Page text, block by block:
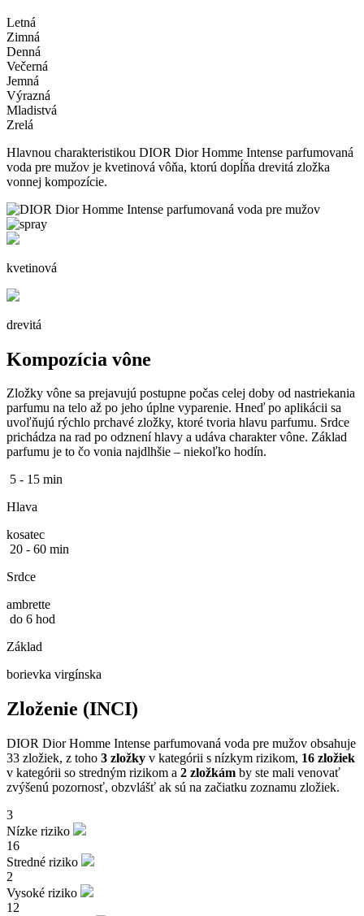
Letná
Zimná
Denná
Večerná
Jemná
Výrazná
Mladistvá
Zrelá
Hlavnou charakteristikou DIOR Dior Homme Intense parfumovaná
voda pre mužov je kvetinová vôňa, ktorú dopĺňa drevitá zložka
vonnej kompozície.
kvetinová
drevitá
Kompozícia vône
Zložky vône sa prejavujú postupne počas celej doby od nastriekania
parfumu na telo až po jeho úplne vyparenie. Hneď po aplikácii sa
uvoľňujú rýchlo prchavé zložky, ktoré tvoria hlavu parfumu. Srdce
prichádza na rad po odznení hlavy a udáva charakter vône. Základ
parfumu je to čo vonia najdlhšie – niekoľko hodín.
5 - 15 min
Hlava
kosatec
20 - 60 min
Srdce
ambrette
do 6 hod
Základ
borievka virgínska
Zloženie (INCI)
DIOR Dior Homme Intense parfumovaná voda pre mužov obsahuje
33 zložiek, z toho 3 zložky v kategórii s nízkym rizikom, 16 zložiek
v kategórii so stredným rizikom a 2 zložkám by ste mali venovať
zvýšenú pozornosť, obzvlášť ak sú na začiatku zoznamu zložiek.
3
Nízke riziko
16
Stredné riziko
2
Vysoké riziko
12